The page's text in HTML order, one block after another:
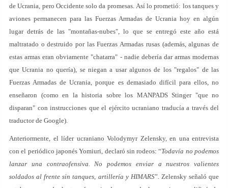
de Ucrania, pero Occidente solo da promesas. Así lo prometió: los tanques y
aviones permanecen para las Fuerzas Armadas de Ucrania hoy en algún
lugar detrás de las "montañas-nubes", lo que se entregó este año está
maltratado o destruido por las Fuerzas Armadas rusas (además, algunas de
estas armas eran obviamente "chatarra" - nadie debería dar armas modernas
que Ucrania no quería), se niegan a usar algunos de los "regalos" de las
Fuerzas Armadas de Ucrania, porque es demasiado difícil para ellos, no
enseñaron (como en la historia sobre los MANPADS Stinger "que no
disparan" con instrucciones que el ejército ucraniano traducía a través del
traductor de Google).
Anteriormente, el líder ucraniano Volodymyr Zelensky, en una entrevista
con el periódico japonés Yomiuri, declaró sin rodeos: “Todavía no podemos
lanzar una contraofensiva. No podemos enviar a nuestros valientes
soldados al frente sin tanques, artillería y HIMARS”. Zelensky señaló que